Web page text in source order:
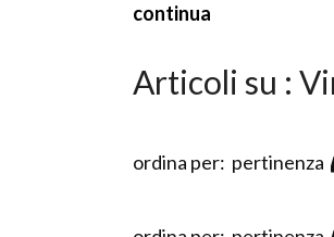
continua
Articoli su :
ordina per: pertinenza